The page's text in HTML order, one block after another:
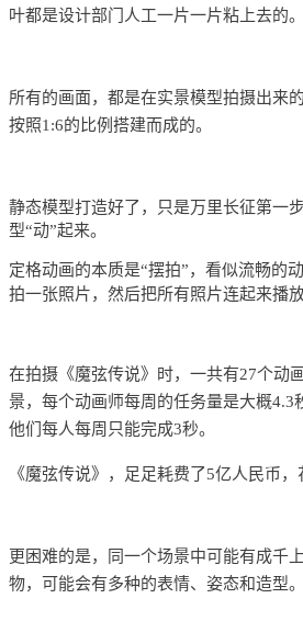
叶都是设计部门人工一片一片粘上去的。
所有的画面，都是在实景模型拍摄出来
按照1:6的比例搭建而成的。
静态模型打造好了，只是万里长征第一
型“动”起来。
定格动画的本质是“摆拍”，看似流畅的
拍一张照片，然后把所有照片连起来播放
在拍摄《魔弦传说》时， 一共有27个动
景，每个动画师每周的任务量是大概4.3
他们每人每周只能完成3秒。
《魔弦传说》，足足耗费了5亿人民币，
更困难的是，
同一个场景中可能有成千
物，可能会有多种的表情、姿态和造型。